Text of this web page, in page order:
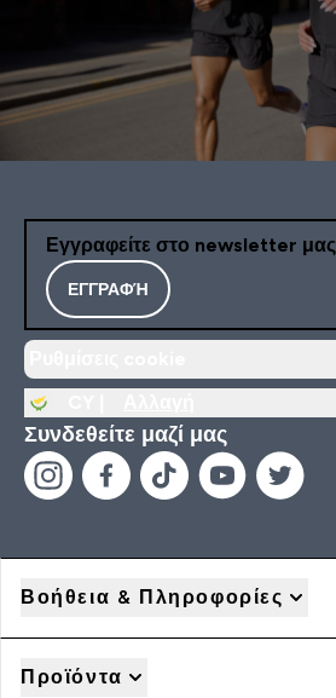
Εγγραφείτε στο newsletter μας
ΕΓΓΡΑΦΉ
Συνδεθείτε μαζί μας
Βοήθεια & Πληροφορίες
Προϊόντα